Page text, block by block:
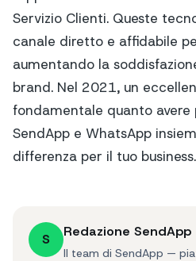
Servizio Clienti. Queste
canale diretto e affidabile
aumentando la
brand. Nel 2021, un
fondamentale quanto
SendApp e WhatsApp
differenza per il tuo business.
S Redazione SendApp
Il team di SendApp —